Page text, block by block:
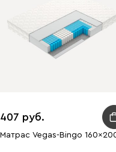
407
Матрас Vegas-Bingo